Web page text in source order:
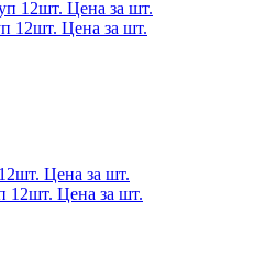
12шт. Цена за шт.
Цена за шт.